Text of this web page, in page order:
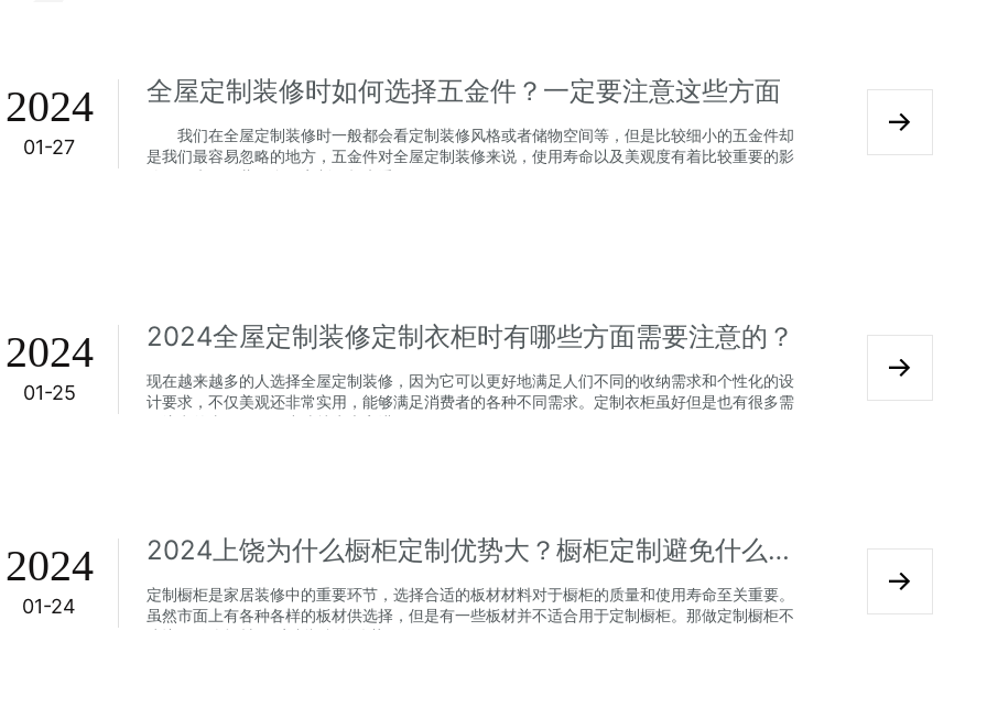
2024
01-27
全屋定制装修时如何选择五金件？一定要注意这些方面
我们在全屋定制装修时一般都会看定制装修风格或者储物空间等，但是比较细小的五金件却
是我们最容易忽略的地方，五金件对全屋定制装修来说，使用寿命以及美观度有着比较重要的影
响，下来跟欧蒂尼全屋定制一起来看...
2024
01-25
2024全屋定制装修定制衣柜时有哪些方面需要注意的？
现在越来越多的人选择全屋定制装修，因为它可以更好地满足人们不同的收纳需求和个性化的设
计要求，不仅美观还非常实用，能够满足消费者的各种不同需求。定制衣柜虽好但是也有很多需
要注意的事项，下面小编就为大家进...
2024
01-24
2024上饶为什么橱柜定制优势大？橱柜定制避免什么板材？
定制橱柜是家居装修中的重要环节，选择合适的板材材料对于橱柜的质量和使用寿命至关重要。
虽然市面上有各种各样的板材供选择，但是有一些板材并不适合用于定制橱柜。那做定制橱柜不
建议用什么板材呢?定制橱柜的优势...